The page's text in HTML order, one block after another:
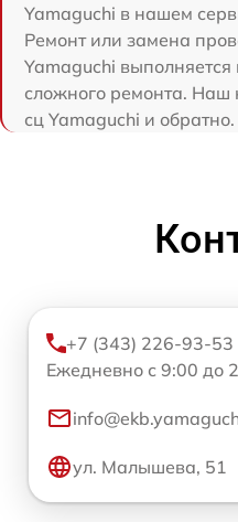
Yamaguchi в нашем
Ремонт или замена
Yamaguchi выполняется
сложного ремонта. Наш
сц Yamaguchi и обратно.
+7 (343) 226-93-53
Ежедневно с 9:00 до
ул. Малышева, 51